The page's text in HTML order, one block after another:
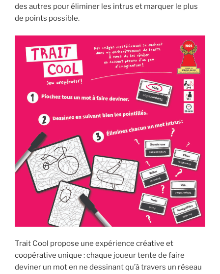
des autres pour éliminer les intrus et marquer le plus
de points possible.
Trait Cool propose une expérience créative et
coopérative unique : chaque joueur tente de faire
deviner un mot en ne dessinant qu’à travers un réseau